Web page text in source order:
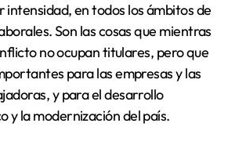
intensidad, en todos los ámbitos de
Son las cosas que mientras
no ocupan titulares, pero que
para las empresas y las
y para el desarrollo
y la modernización del país.